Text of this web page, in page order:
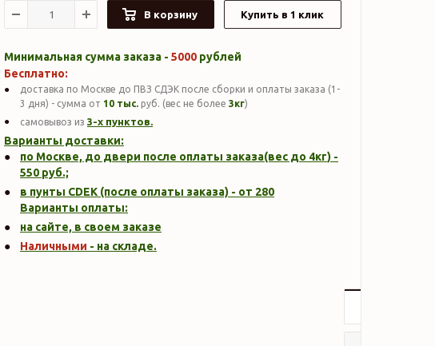
В корзину Купить в 1 клик
Минимальная сумма заказа - 5000 рублей
Бесплатно:
доставка по Москве до ПВЗ СДЭК после сборки и оплаты заказа (1-
3 дня) - сумма от 10 тыс. руб. (вес не более 3кг)
самовывоз из 3-х пунктов.
Варианты доставки:
по Москве, до двери после оплаты заказа(вес до 4кг) -
550 руб.;
в пунты CDEK (после оплаты заказа) - от 280
Варианты оплаты:
на сайте, в своем заказе
Наличными - на складе.